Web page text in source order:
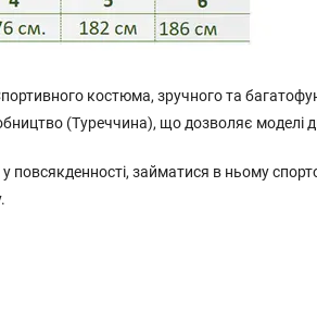
костюма, зручного та
(Туреччина), що дозволяє моделі
займатися в ньому